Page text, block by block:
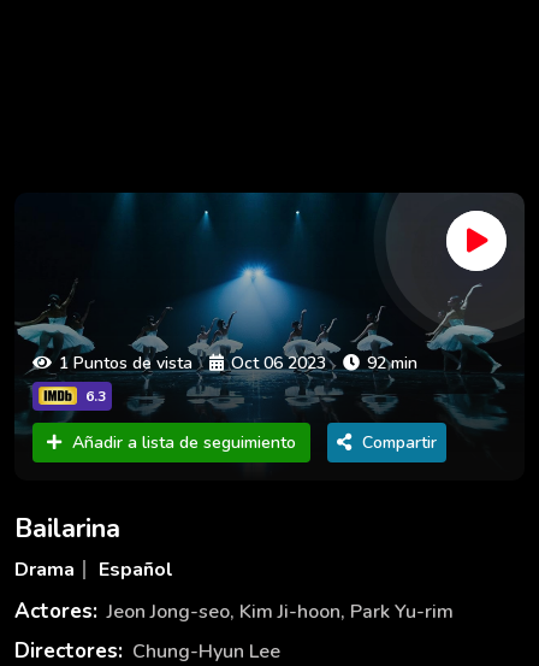
1 Puntos de vista Oct 06 2023 92 min
6.3
Añadir a lista de seguimiento Compartir
Bailarina
Drama Español
Actores: Jeon Jong-seo, Kim Ji-hoon, Park Yu-rim
Directores: Chung-Hyun Lee